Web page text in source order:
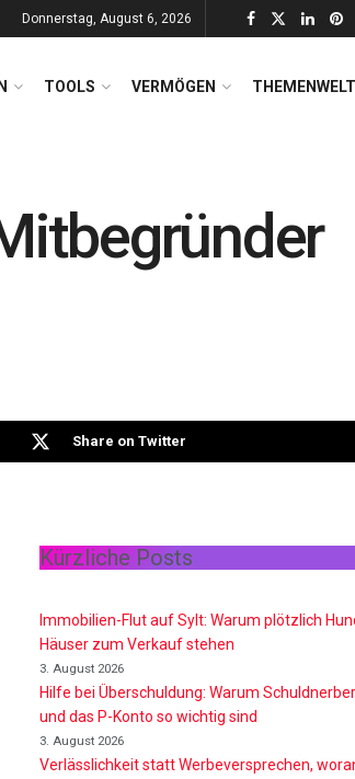
Donnerstag, August 6, 2026
TOOLS VERMÖGEN THEMENWELT
Share on Twitter
Kürzliche Posts
Immobilien-Flut auf Sylt: Warum plötzlich
Häuser zum Verkauf stehen
3. August 2026
Hilfe bei Überschuldung: Warum
und das P-Konto so wichtig sind
3. August 2026
Verlässlichkeit statt Werbeversprechen,